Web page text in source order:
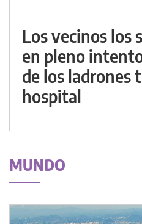
Los vecinos los
en pleno
de los ladrones
hospital
MUNDO